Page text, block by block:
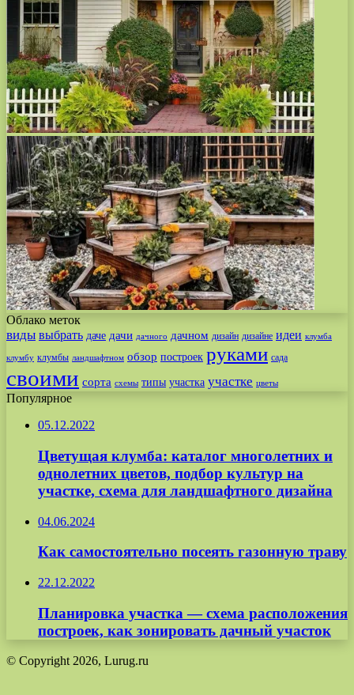
Облако меток
виды выбрать даче дачи дачного дачном дизайн дизайне идеи клумба
клумбу клумбы ландшафтном обзор построек руками сада
своими сорта схемы типы участка участке цветы
Популярное
05.12.2022
Цветущая клумба: каталог многолетних и
однолетних цветов, подбор культур на
участке, схема для ландшафтного дизайна
04.06.2024
Как самостоятельно посеять газонную траву
22.12.2022
Планировка участка — схема расположения
построек, как зонировать дачный участок
© Copyright 2026, Lurug.ru